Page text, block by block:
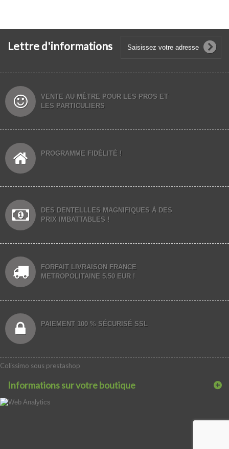
Lettre d'informations
VENTE AU MÈTRE POUR LES PROS ET
LES PARTICULIERS
PROGRAMME FIDÉLITÉ !
DES DENTELLLES MAGNIFIQUES À DES
PRIX IMBATTABLES !
FORFAIT LIVRAISON FRANCE
METROPOLITAINE 5.50 EUR !
PAIEMENT 100 % SÉCURISÉ SSL
Colissimo sous prestashop
Informations sur votre boutique